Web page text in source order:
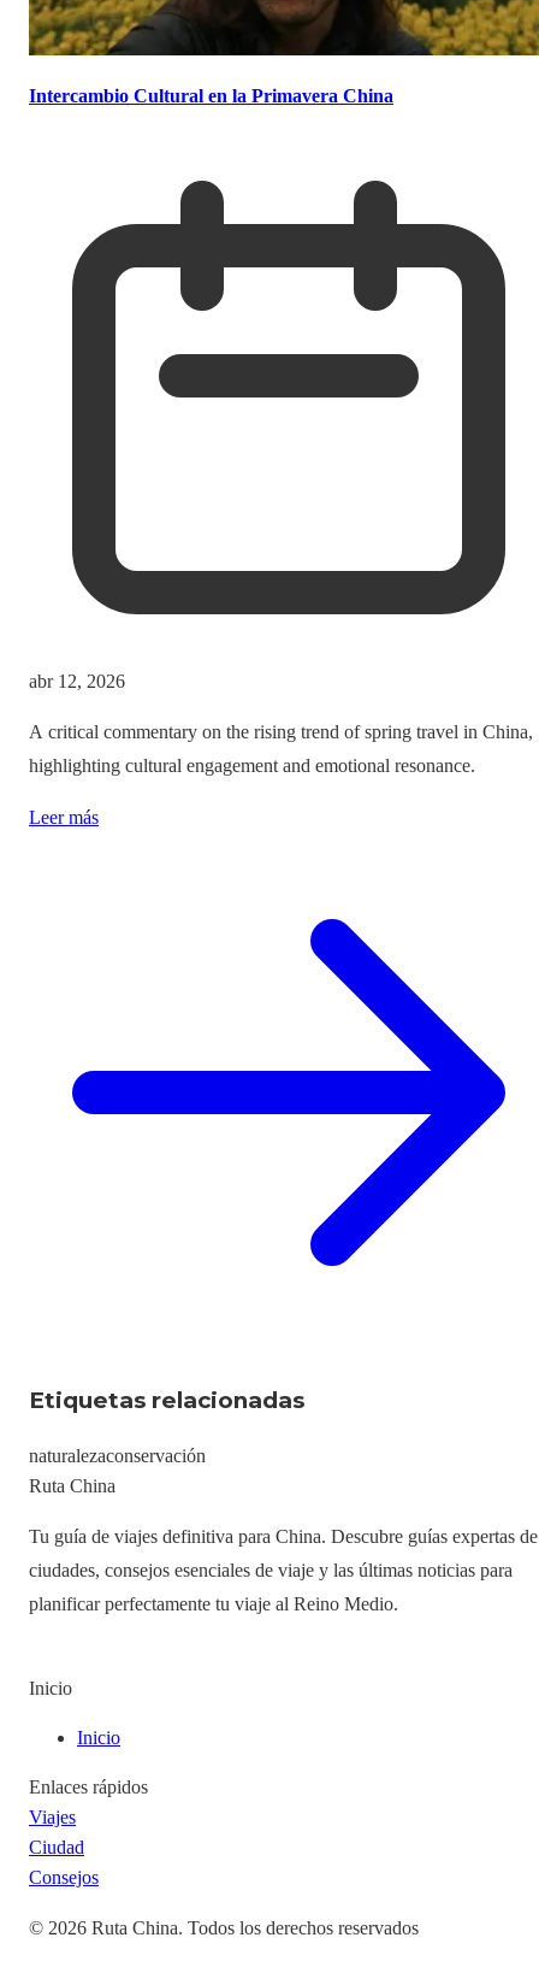
Intercambio Cultural en la Primavera China
abr 12, 2026
A critical commentary on the rising trend of spring travel in China,
highlighting cultural engagement and emotional resonance.
Leer más
Etiquetas relacionadas
naturalezaconservación
Ruta China
Tu guía de viajes definitiva para China. Descubre guías expertas de
ciudades, consejos esenciales de viaje y las últimas noticias para
planificar perfectamente tu viaje al Reino Medio.
Inicio
Inicio
Enlaces rápidos
Viajes
Ciudad
Consejos
© 2026 Ruta China. Todos los derechos reservados